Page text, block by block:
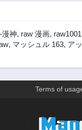
漫神, raw 漫画, raw1001
, マッシュル 163, ア
Terms of